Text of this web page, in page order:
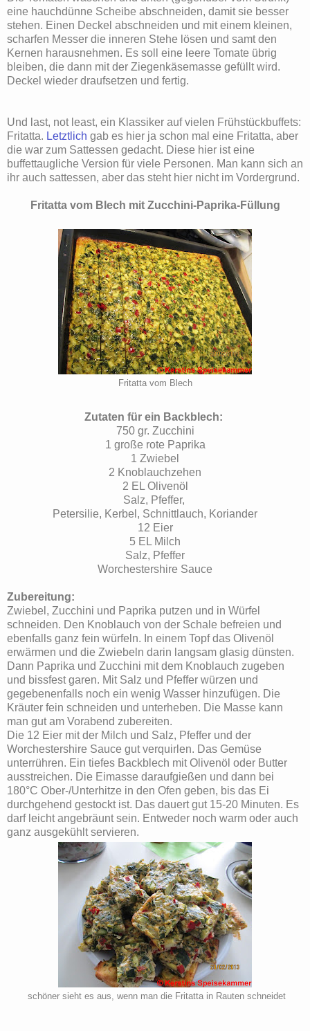
eine hauchdünne Scheibe abschneiden, damit sie besser
stehen. Einen Deckel abschneiden und mit einem kleinen,
scharfen Messer die inneren Stehe lösen und samt den
Kernen harausnehmen. Es soll eine leere Tomate übrig
bleiben, die dann mit der Ziegenkäsemasse gefüllt wird.
Deckel wieder draufsetzen und fertig.
Und last, not least, ein Klassiker auf vielen Frühstückbuffets:
Fritatta. Letztlich gab es hier ja schon mal eine Fritatta, aber
die war zum Sattessen gedacht. Diese hier ist eine
buffettaugliche Version für viele Personen. Man kann sich an
ihr auch sattessen, aber das steht hier nicht im Vordergrund.
Fritatta vom Blech mit Zucchini-Paprika-Füllung
Fritatta vom Blech
Zutaten für ein Backblech:
750 gr. Zucchini
1 große rote Paprika
1 Zwiebel
2 Knoblauchzehen
2 EL Olivenöl
Salz, Pfeffer,
Petersilie, Kerbel, Schnittlauch, Koriander
12 Eier
5 EL Milch
Salz, Pfeffer
Worchestershire Sauce
Zubereitung:
Zwiebel, Zucchini und Paprika putzen und in Würfel
schneiden. Den Knoblauch von der Schale befreien und
ebenfalls ganz fein würfeln. In einem Topf das Olivenöl
erwärmen und die Zwiebeln darin langsam glasig dünsten.
Dann Paprika und Zucchini mit dem Knoblauch zugeben
und bissfest garen. Mit Salz und Pfeffer würzen und
gegebenenfalls noch ein wenig Wasser hinzufügen. Die
Kräuter fein schneiden und unterheben. Die Masse kann
man gut am Vorabend zubereiten.
Die 12 Eier mit der Milch und Salz, Pfeffer und der
Worchestershire Sauce gut verquirlen. Das Gemüse
unterrühren. Ein tiefes Backblech mit Olivenöl oder Butter
ausstreichen. Die Eimasse daraufgießen und dann bei
180°C Ober-/Unterhitze in den Ofen geben, bis das Ei
durchgehend gestockt ist. Das dauert gut 15-20 Minuten. Es
darf leicht angebräunt sein. Entweder noch warm oder auch
ganz ausgekühlt servieren.
schöner sieht es aus, wenn man die Fritatta in Rauten schneidet